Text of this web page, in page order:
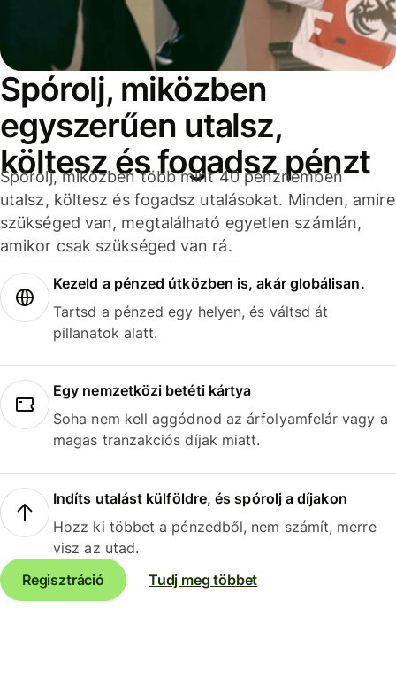
Spórolj, miközben
egyszerűen utalsz,
költesz és fogadsz pénzt
Spórolj, miközben több mint 40 pénznemben
utalsz, költesz és fogadsz utalásokat. Minden, amire
szükséged van, megtalálható egyetlen számlán,
amikor csak szükséged van rá.
Kezeld a pénzed útközben is, akár globálisan.
Tartsd a pénzed egy helyen, és váltsd át
pillanatok alatt.
Egy nemzetközi betéti kártya
Soha nem kell aggódnod az árfolyamfelár vagy a
magas tranzakciós díjak miatt.
Indíts utalást külföldre, és spórolj a díjakon
Hozz ki többet a pénzedből, nem számít, merre
visz az utad.
Regisztráció
Tudj meg többet